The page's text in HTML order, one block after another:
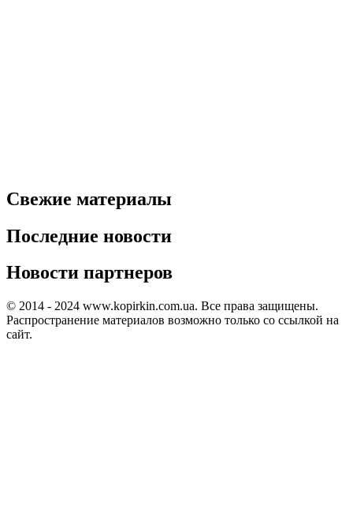
Свежие материалы
Последние новости
Новости партнеров
© 2014 - 2024 www.kopirkin.com.ua. Все права защищены.
Распространение материалов возможно только со ссылкой на
сайт.